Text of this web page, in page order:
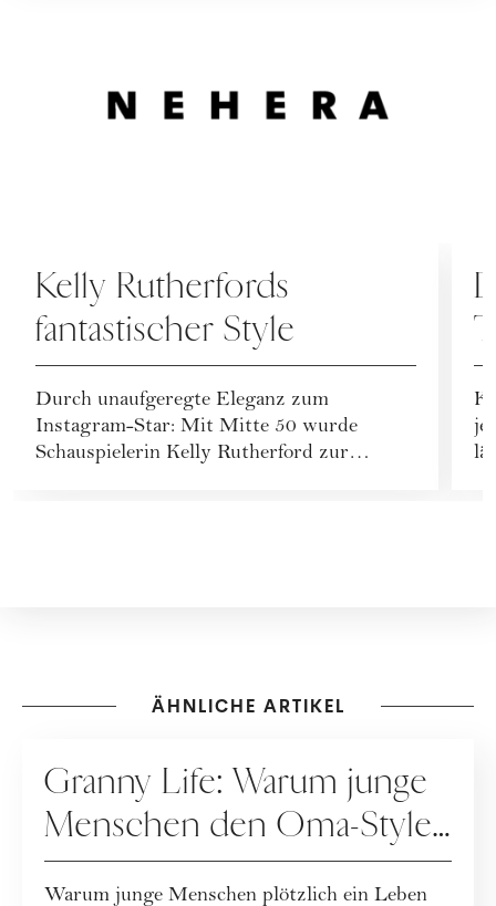
Kelly Rutherfords
fantastischer Style
Durch unaufgeregte Eleganz zum
Instagram-Star: Mit Mitte 50 wurde
Schauspielerin Kelly Rutherford zur
ÄHNLICHE ARTIKEL
Granny Life: Warum junge
Menschen den Oma-Style
lieben
Warum junge Menschen plötzlich ein Leben